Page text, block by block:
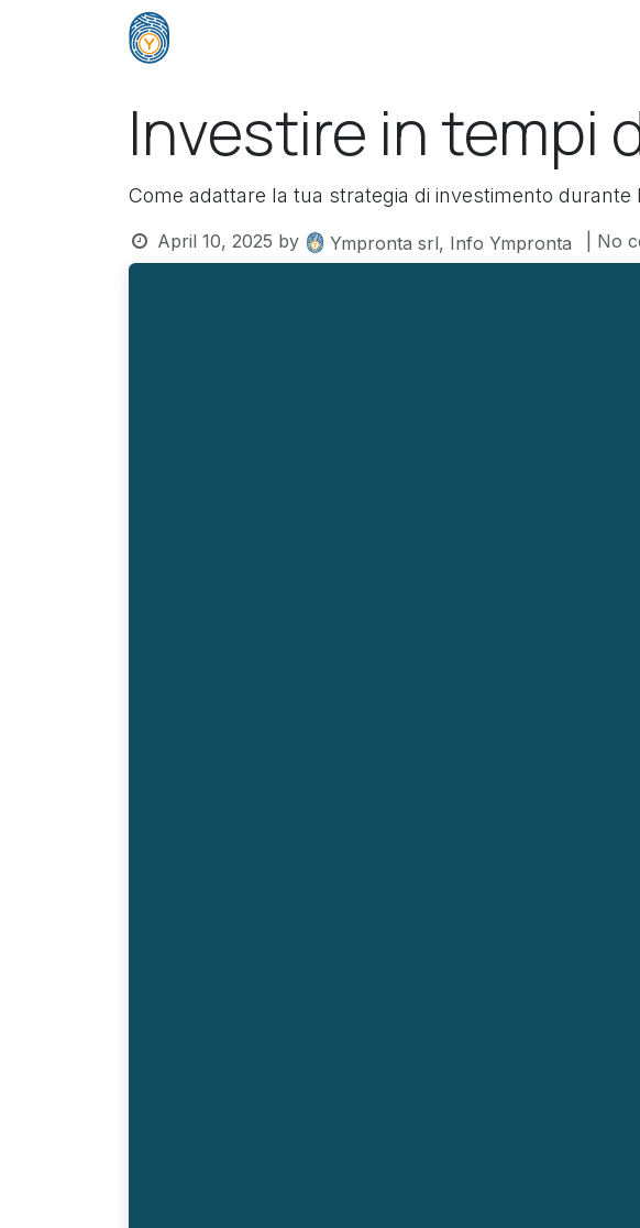
Investire in tempi
Come adattare la tua strategia di investimento
April 10, 2025 by Ympronta srl, Info Ympronta | No